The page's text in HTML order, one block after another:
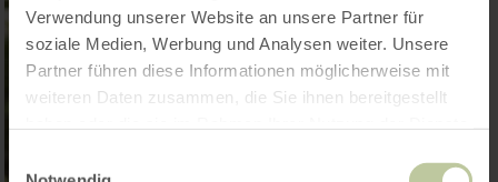
Verwendung unserer Website an unsere Partner für
soziale Medien, Werbung und Analysen weiter. Unsere
Partner führen diese Informationen möglicherweise mit
weiteren Daten zusammen, die Sie ihnen bereitgestellt